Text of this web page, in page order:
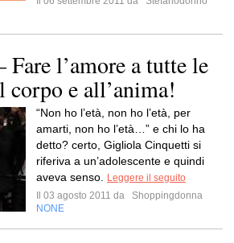
Fare l’amore a tutte le
corpo e all’anima!
“Non ho l’età, non ho l’età, per
amarti, non ho l’età…” e chi lo ha
detto? certo, Gigliola Cinquetti si
riferiva a un’adolescente e quindi
aveva senso.
Leggere il seguito
Il 03 agosto 2011 da
Shoppingdonna
NONE